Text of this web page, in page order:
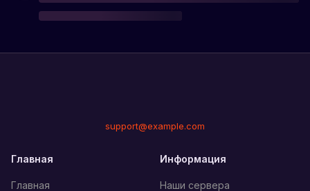
support@example.com
Главная
Главная
Информация
Наши сервера